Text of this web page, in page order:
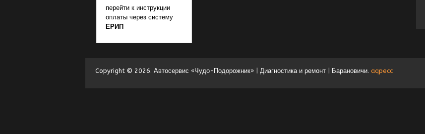
перейти к инструкции
оплаты через систему
ЕРИП
Copyright © 2026. Автосервис «Чудо-Подорожник» | Диагностика и ремонт | Барановичи. aqpecc